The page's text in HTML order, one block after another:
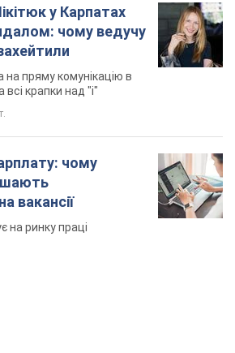
у Карпатах
чому ведучу
пряму комунікацію в
крапки над "і"
чому
вакансії
на ринку праці